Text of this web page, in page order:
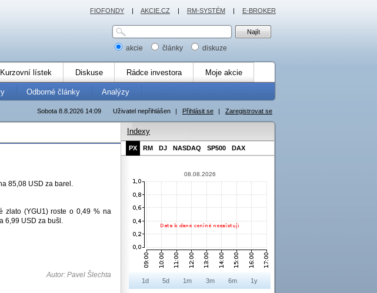
akcie články diskuze
Kurzovní lístek Diskuse Rádce investora Moje akcie
Odborné články Analýzy
Uživatel nepřihlášen | Přihlásit se | Zaregistrovat se
Sobota 8.8.2026 14:09
85,08 USD za barel.
zlato (YGU1) roste o 0,49 % na
6,99 USD za bušl.
Autor: Pavel Šlechta
Indexy
PX RM DJ NASDAQ SP500 DAX
08.08.2026
1d 5d 1m 3m 6m 1y
FIOFONDY | AKCIE.CZ | RM-SYSTÉM | E-BROKER